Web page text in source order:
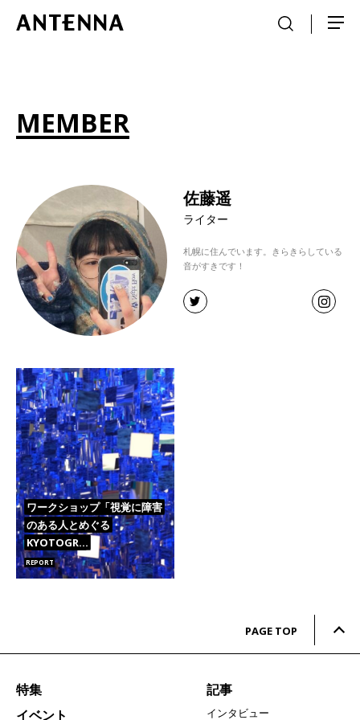
MEMBER
佐藤遥
ライター
札幌に住んでいます。きらきらしている
音がすきです！
ワークショップ「視覚に障害
のある人とめぐる
KYOTOGR…
REPORT
PAGE TOP
特集
イベント
記事
インタビュー